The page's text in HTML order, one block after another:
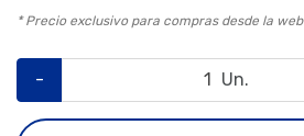
* Precio exclusivo para compras desde la web
- Un.